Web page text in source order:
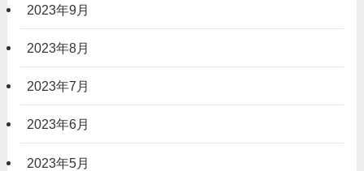
2023年9月
2023年8月
2023年7月
2023年6月
2023年5月